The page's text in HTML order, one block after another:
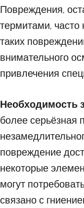
Повреждения,
термитами,
таких
внимательного
привлечения
Необходимость
более серьёзная
повреждение
некоторые
могут
связано с